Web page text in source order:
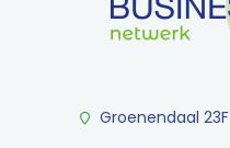
Groenendaal 23F